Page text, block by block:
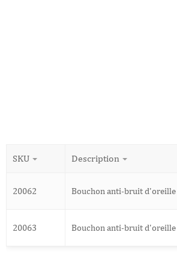
SKU Description
20062 Bouchon anti-bruit d'oreille
20063 Bouchon anti-bruit d'oreille